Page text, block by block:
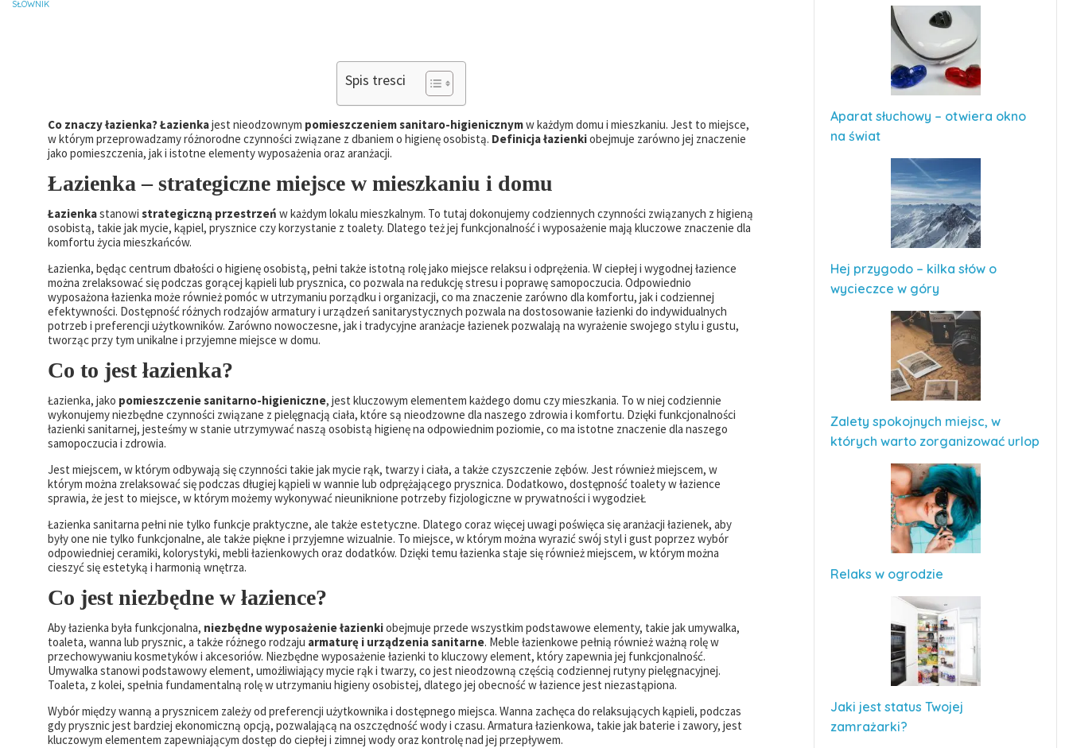
SŁOWNIK
Spis tresci
Co znaczy łazienka? Łazienkajest nieodzownym pomieszczeniem sanitaro-higienicznymw każdym domu i mieszkaniu. Jest to miejsce,
w którym przeprowadzamy różnorodne czynności związane z dbaniem o higienę osobistą. Definicja łazienkiobejmuje zarówno jej znaczenie
jako pomieszczenia, jak i istotne elementy wyposażenia oraz aranżacji.
Łazienka – strategiczne miejsce w mieszkaniu i domu
Łazienkastanowi strategiczną przestrzeń w każdym lokalu mieszkalnym. To tutaj dokonujemy codziennych czynności związanych z higieną
osobistą, takie jak mycie, kąpiel, prysznice czy korzystanie z toalety. Dlatego też jej funkcjonalność i wyposażenie mają kluczowe znaczenie dla
komfortu życia mieszkańców.
Łazienka, będąc centrum dbałości o higienę osobistą, pełni także istotną rolę jako miejsce relaksu i odprężenia. W ciepłej i wygodnej łazience
można zrelaksować się podczas gorącej kąpieli lub prysznica, co pozwala na redukcję stresu i poprawę samopoczucia. Odpowiednio
wyposażona łazienka może również pomóc w utrzymaniu porządku i organizacji, co ma znaczenie zarówno dla komfortu, jak i codziennej
efektywności. Dostępność różnych rodzajów armatury i urządzeń sanitarystycznych pozwala na dostosowanie łazienki do indywidualnych
potrzeb i preferencji użytkowników. Zarówno nowoczesne, jak i tradycyjne aranżacje łazienek pozwalają na wyrażenie swojego stylu i gustu,
tworząc przy tym unikalne i przyjemne miejsce w domu.
Co to jest łazienka?
Łazienka, jako pomieszczenie sanitarno-higieniczne, jest kluczowym elementem każdego domu czy mieszkania. To w niej codziennie
wykonujemy niezbędne czynności związane z pielęgnacją ciała, które są nieodzowne dla naszego zdrowia i komfortu. Dzięki funkcjonalności
łazienki sanitarnej, jesteśmy w stanie utrzymywać naszą osobistą higienę na odpowiednim poziomie, co ma istotne znaczenie dla naszego
samopoczucia i zdrowia.
Jest miejscem, w którym odbywają się czynności takie jak mycie rąk, twarzy i ciała, a także czyszczenie zębów. Jest również miejscem, w
którym można zrelaksować się podczas długiej kąpieli w wannie lub odprężającego prysznica. Dodatkowo, dostępność toalety w łazience
sprawia, że jest to miejsce, w którym możemy wykonywać nieuniknione potrzeby fizjologiczne w prywatności i wygodzieŁ
Łazienka sanitarna pełni nie tylko funkcje praktyczne, ale także estetyczne. Dlatego coraz więcej uwagi poświęca się aranżacji łazienek, aby
były one nie tylko funkcjonalne, ale także piękne i przyjemne wizualnie. To miejsce, w którym można wyrazić swój styl i gust poprzez wybór
odpowiedniej ceramiki, kolorystyki, mebli łazienkowych oraz dodatków. Dzięki temu łazienka staje się również miejscem, w którym można
cieszyć się estetyką i harmonią wnętrza.
Co jest niezbędne w łazience?
Aby łazienka była funkcjonalna, niezbędne wyposażenie łazienkiobejmuje przede wszystkim podstawowe elementy, takie jak umywalka,
toaleta, wanna lub prysznic, a także różnego rodzaju armaturę i urządzenia sanitarne. Meble łazienkowe pełnią również ważną rolę w
przechowywaniu kosmetyków i akcesoriów. Niezbędne wyposażenie łazienki to kluczowy element, który zapewnia jej funkcjonalność.
Umywalka stanowi podstawowy element, umożliwiający mycie rąk i twarzy, co jest nieodzowną częścią codziennej rutyny pielęgnacyjnej.
Toaleta, z kolei, spełnia fundamentalną rolę w utrzymaniu higieny osobistej, dlatego jej obecność w łazience jest niezastąpiona.
Wybór między wanną a prysznicem zależy od preferencji użytkownika i dostępnego miejsca. Wanna zachęca do relaksujących kąpieli, podczas
gdy prysznic jest bardziej ekonomiczną opcją, pozwalającą na oszczędność wody i czasu. Armatura łazienkowa, takie jak baterie i zawory, jest
kluczowym elementem zapewniającym dostęp do ciepłej i zimnej wody oraz kontrolę nad jej przepływem.
Aparat słuchowy – otwiera okno
na świat
Hej przygodo – kilka słów o
wycieczce w góry
Zalety spokojnych miejsc, w
których warto zorganizować urlop
Relaks w ogrodzie
Jaki jest status Twojej
zamrażarki?